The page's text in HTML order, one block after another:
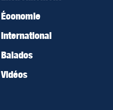
Économie
International
Balados
Vidéos